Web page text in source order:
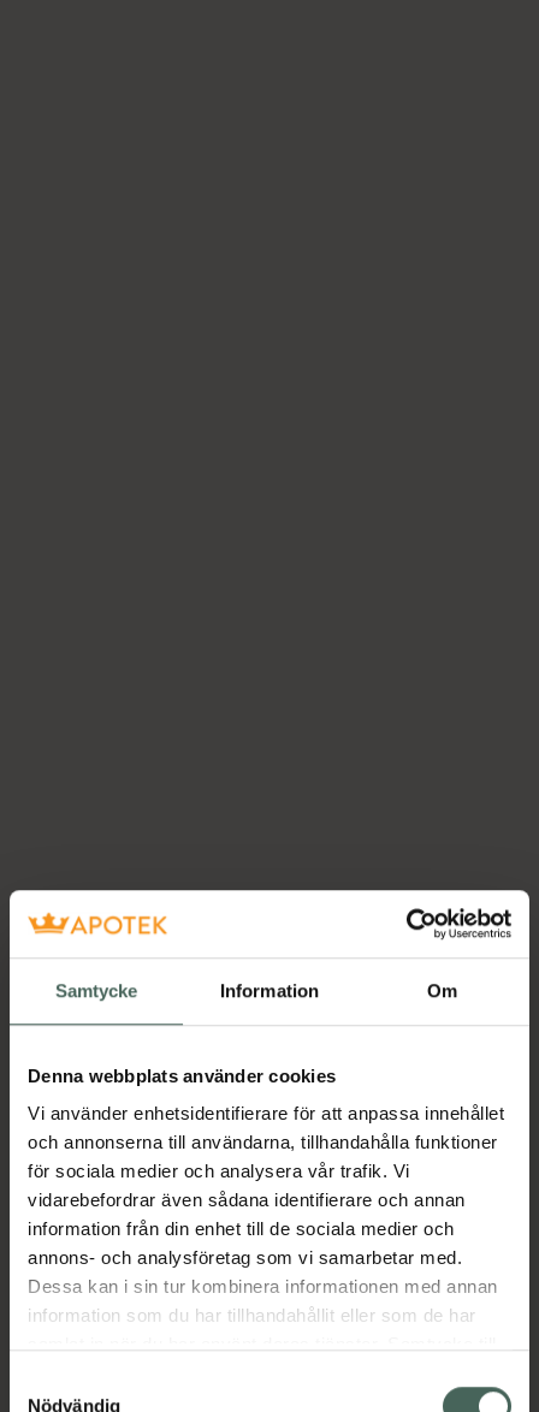
Samtycke Information Om
Denna webbplats använder cookies
Vi använder enhetsidentifierare för att anpassa innehållet
och annonserna till användarna, tillhandahålla funktioner
för sociala medier och analysera vår trafik. Vi
vidarebefordrar även sådana identifierare och annan
information från din enhet till de sociala medier och
annons- och analysföretag som vi samarbetar med.
Dessa kan i sin tur kombinera informationen med annan
information som du har tillhandahållit eller som de har
återkalla ditt samtycke via webbplatsens
Nödvändig